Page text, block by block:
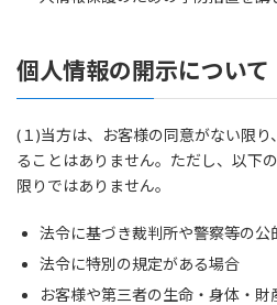
個人情報の開示について
(１)当方は、お客様の同意がない限
ることはありません。ただし、以下
限りではありません。
法令に基づき裁判所や警察等の
法令に特別の規定がある場合
お客様や第三者の生命・身体・